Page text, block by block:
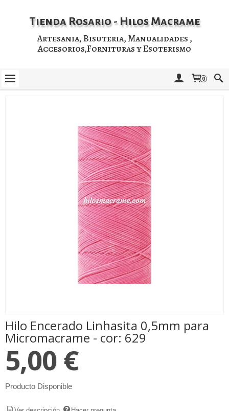
Tienda Rosario - Hilos Macrame
Artesania, Bisuteria, Manualidades ,
Accesorios,Fornituras y Esoterismo
0
Hilo Encerado Linhasita 0,5mm para
Micromacrame - cor: 629
5,00 €
Producto Disponible